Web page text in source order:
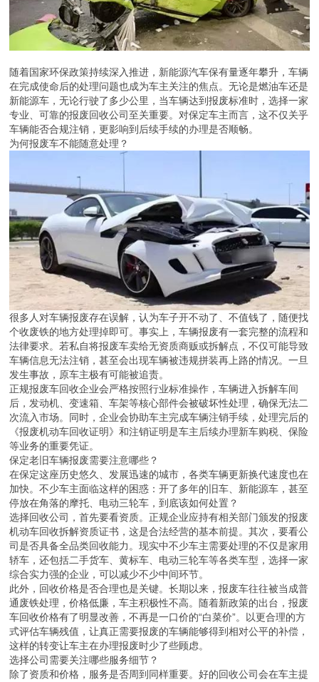
随着国家环保政策持续深入推进，新能源汽车保有量逐年攀升，车辆
在完成使命后的处理问题也成为车主关注的焦点。无论是燃油车还是
新能源车，无论行驶了多少公里，当车辆达到报废标准时，选择一家
专业、可靠的报废回收公司至关重要。对保定车主而言，这不仅关乎
车辆能否合规注销，更影响到后续手续的办理是否顺畅。
为何报废车不能随意处理？
很多人对车辆报废存在误解，认为车子开不动了、不值钱了，随便找
个收废铁的地方处理掉即可。事实上，车辆报废有一套完整的流程和
法律要求。若私自将报废车卖给无资质商贩或拆解点，不仅可能导致
车辆信息无法注销，甚至会出现车辆被违规拼装再上路的情况。一旦
发生事故，原车主极有可能被追责。
正规报废车回收企业会严格按照行业标准操作，车辆进入拆解车间
后，发动机、变速箱、车架等核心部件会被破坏性处理，确保无法二
次流入市场。同时，企业会协助车主完成车辆注销手续，处理完后的
《报废机动车回收证明》和注销证明是车主后续办理新车购税、保险
等业务的重要凭证。
保定老旧车辆报废需要注意哪些？
在保定这座历史悠久、发展迅速的城市，各类车辆更新换代速度也在
加快。不少车主面临这样的困惑：开了多年的旧车、新能源车，甚至
停放在角落的摩托、电动三轮车，到底该如何处置？
选择回收公司，首先要看资质。正规企业应持有相关部门颁发的报废
机动车回收拆解资质证书，这是合法经营的基本前提。其次，要看公
司是否具备全品类回收能力。现实中不少车主需要处理的不仅是家用
轿车，还包括二手货车、黄标车、电动三轮车等各类车型，选择一家
综合实力强的企业，可以减少不少中间环节。
此外，回收价格是否合理也是关键。长期以来，报废车往往被当成普
通废铁处理，价格低廉，车主积极性不高。随着新政策的出台，报废
车回收价格有了明显改善，不再是一口价的“白菜价”。以更合理的方
式评估车辆残值，让真正需要报废的车辆能够得到相对公平的补偿，
这样的转变让车主在办理报废时少了些顾虑。
选择公司需要关注哪些服务细节？
除了资质和价格，服务是否周到同样重要。好的回收公司会在车主提